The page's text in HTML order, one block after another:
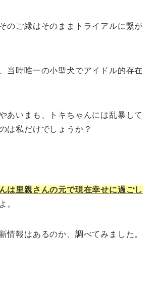
のご縁はそのままトライアルに繋が
当時唯一の小型犬でアイドル的存在
あいまも、トキちゃんには乱暴して
は私だけでしょうか？
は里親さんの元で現在幸せに過ごし
。
情報はあるのか、調べてみました。